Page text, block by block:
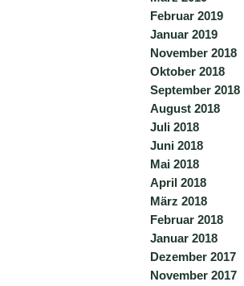
Februar 2019
Januar 2019
November 2018
Oktober 2018
September 2018
August 2018
Juli 2018
Juni 2018
Mai 2018
April 2018
März 2018
Februar 2018
Januar 2018
Dezember 2017
November 2017